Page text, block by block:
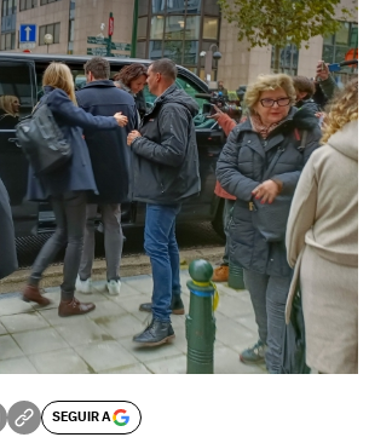
SEGUIR A